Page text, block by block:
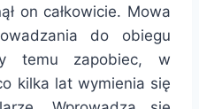
on całkowicie. Mowa
do obiegu
temu zapobiec, w
kilka lat wymienia się